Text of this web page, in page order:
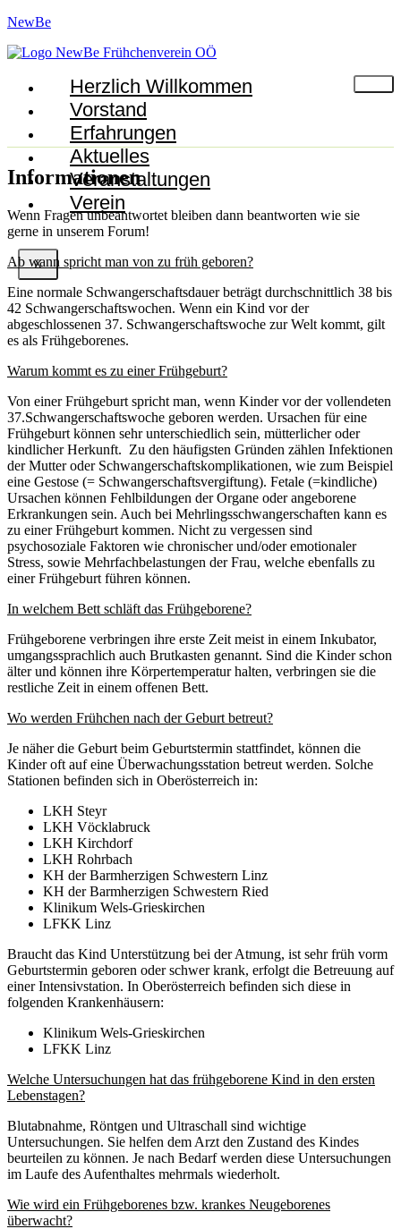
NewBe
Herzlich Willkommen
Vorstand
Erfahrungen
Aktuelles
Veranstaltungen
Verein
X
Informationen
Wenn Fragen unbeantwortet bleiben dann beantworten wie sie
gerne in unserem Forum!
Ab wann spricht man von zu früh geboren?
Eine normale Schwangerschaftsdauer beträgt durchschnittlich 38 bis
42 Schwangerschaftswochen. Wenn ein Kind vor der
abgeschlossenen 37. Schwangerschaftswoche zur Welt kommt, gilt
es als Frühgeborenes.
Warum kommt es zu einer Frühgeburt?
Von einer Frühgeburt spricht man, wenn Kinder vor der vollendeten
37.Schwangerschaftswoche geboren werden. Ursachen für eine
Frühgeburt können sehr unterschiedlich sein, mütterlicher oder
kindlicher Herkunft. Zu den häufigsten Gründen zählen Infektionen
der Mutter oder Schwangerschaftskomplikationen, wie zum Beispiel
eine Gestose (= Schwangerschaftsvergiftung). Fetale (=kindliche)
Ursachen können Fehlbildungen der Organe oder angeborene
Erkrankungen sein. Auch bei Mehrlingsschwangerschaften kann es
zu einer Frühgeburt kommen. Nicht zu vergessen sind
psychosoziale Faktoren wie chronischer und/oder emotionaler
Stress, sowie Mehrfachbelastungen der Frau, welche ebenfalls zu
einer Frühgeburt führen können.
In welchem Bett schläft das Frühgeborene?
Frühgeborene verbringen ihre erste Zeit meist in einem Inkubator,
umgangssprachlich auch Brutkasten genannt. Sind die Kinder schon
älter und können ihre Körpertemperatur halten, verbringen sie die
restliche Zeit in einem offenen Bett.
Wo werden Frühchen nach der Geburt betreut?
Je näher die Geburt beim Geburtstermin stattfindet, können die
Kinder oft auf eine Überwachungsstation betreut werden. Solche
Stationen befinden sich in Oberösterreich in:
LKH Steyr
LKH Vöcklabruck
LKH Kirchdorf
LKH Rohrbach
KH der Barmherzigen Schwestern Linz
KH der Barmherzigen Schwestern Ried
Klinikum Wels-Grieskirchen
LFKK Linz
Braucht das Kind Unterstützung bei der Atmung, ist sehr früh vorm
Geburtstermin geboren oder schwer krank, erfolgt die Betreuung auf
einer Intensivstation. In Oberösterreich befinden sich diese in
folgenden Krankenhäusern:
Klinikum Wels-Grieskirchen
LFKK Linz
Welche Untersuchungen hat das frühgeborene Kind in den ersten
Lebenstagen?
Blutabnahme, Röntgen und Ultraschall sind wichtige
Untersuchungen. Sie helfen dem Arzt den Zustand des Kindes
beurteilen zu können. Je nach Bedarf werden diese Untersuchungen
im Laufe des Aufenthaltes mehrmals wiederholt.
Wie wird ein Frühgeborenes bzw. krankes Neugeborenes
überwacht?